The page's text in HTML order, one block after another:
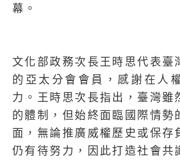
幕。
文化部政務次長王時思代表臺
的亞太分會會員，感謝在人
力。王時思次長指出，臺灣雖
的體制，但始終面臨國際情勢
面，無論推廣威權歷史或保存
仍有待努力，因此打造社會共